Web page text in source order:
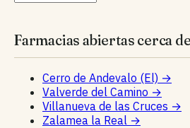
Farmacias abiertas cerca
Cerro de Andevalo (El) →
Valverde del Camino →
Villanueva de las Cruces →
Zalamea la Real →